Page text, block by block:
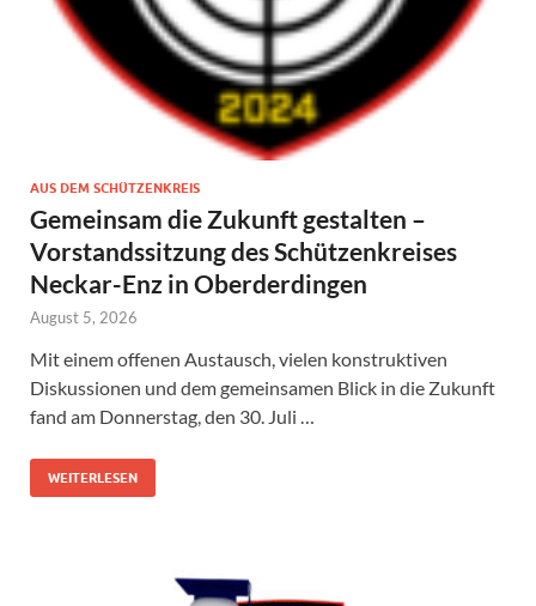
AUS DEM SCHÜTZENKREIS
Gemeinsam die Zukunft gestalten –
Vorstandssitzung des Schützenkreises
Neckar-Enz in Oberderdingen
August 5, 2026
Mit einem offenen Austausch, vielen konstruktiven
Diskussionen und dem gemeinsamen Blick in die Zukunft
fand am Donnerstag, den 30. Juli …
WEITERLESEN